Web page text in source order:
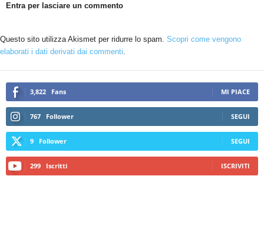
Entra per lasciare un commento
Questo sito utilizza Akismet per ridurre lo spam. Scopri come vengono
elaborati i dati derivati dai commenti
3,822 Fans MI PIACE
767 Follower SEGUI
9 Follower SEGUI
299 Iscritti ISCRIVITI